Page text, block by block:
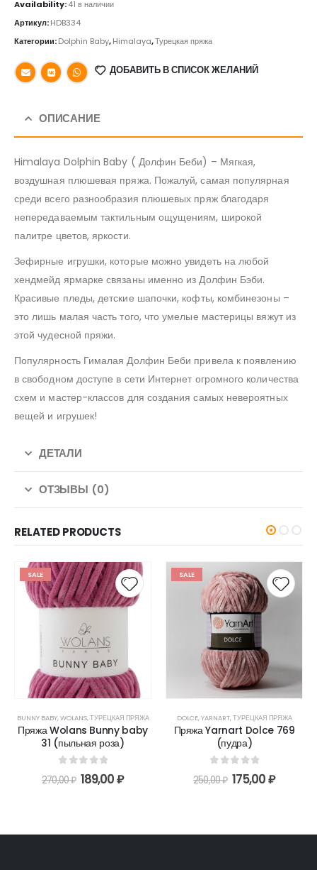
Availability:41 в наличии
Артикул:HDB334
Категории:Dolphin Baby,Himalaya,Турецкая пряжа
ДОБАВИТЬ В СПИСОК ЖЕЛАНИЙ
ОПИСАНИЕ
Himalaya Dolphin Baby ( Долфин Беби) – Мягкая,
воздушная плюшевая пряжа. Пожалуй, самая популярная
среди всего разнообразия плюшевых пряж благодаря
непередаваемым тактильным ощущениям, широкой
палитре цветов, яркости.
Зефирные игрушки, которые можно увидеть на любой
хендмейд ярмарке связаны именно из Долфин Бэби.
Красивые пледы, детские шапочки, кофты, комбинезоны –
это лишь малая часть того, что умелые мастерицы вяжут из
этой чудесной пряжи.
Популярность Гималая Долфин Беби привела к появлению
в свободном доступе в сети Интернет огромного количества
схем и мастер-классов для создания самых невероятных
вещей и игрушек!
ДЕТАЛИ
ОТЗЫВЫ (0)
RELATED PRODUCTS
SALE
BUNNY BABY,WOLANS,ТУРЕЦКАЯ ПРЯЖА
Пряжа Wolans Bunny baby
31 (пыльная роза)
out of 5
270,00₽ 189,00₽
SALE
DOLCE,YARNART,ТУРЕЦКАЯ ПРЯЖА
Пряжа Yarnart Dolce 769
(пудра)
out of 5
250,00₽ 175,00₽